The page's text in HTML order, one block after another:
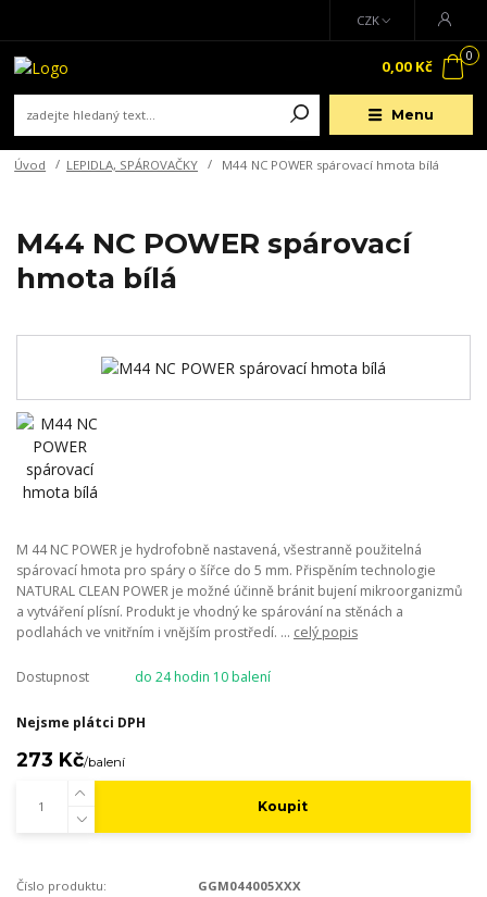
Menu
CZK
0
0,00 Kč
Úvod LEPIDLA, SPÁROVAČKY M44 NC POWER spárovací hmota bílá
M44 NC POWER spárovací
hmota bílá
M 44 NC POWER je hydrofobně nastavená, všestranně použitelná
spárovací hmota pro spáry o šířce do 5 mm. Přispěním technologie
NATURAL CLEAN POWER je možné účinně bránit bujení mikroorganizmů
a vytváření plísní. Produkt je vhodný ke spárování na stěnách a
podlahách ve vnitřním i vnějším prostředí. ... celý popis
Dostupnost do 24 hodin 10 balení
Nejsme plátci DPH
273 Kč/balení
Koupit
Číslo produktu: GGM044005XXX